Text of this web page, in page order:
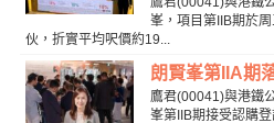
峯，項目第IIB期於
伙，折實平均呎價約19...
朗賢峯第IIA期
鷹君(00041)與港鐵
峯第IIB期接受認購